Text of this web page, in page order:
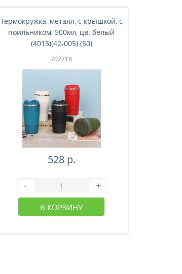
Термокружка, металл, с крышкой, с
поильником, 500мл, цв. белый
(4015)(42-005) (50)
702718
528 р.
- +
В КОРЗИНУ